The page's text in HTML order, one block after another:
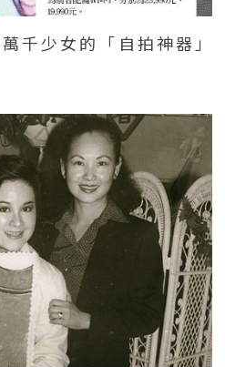
千少女的「自拍神器」